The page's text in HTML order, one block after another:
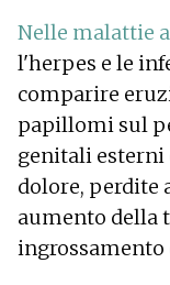
Nelle malattie
l'herpes e le
comparire
papillomi sul
genitali esterni
dolore, perdite
aumento della